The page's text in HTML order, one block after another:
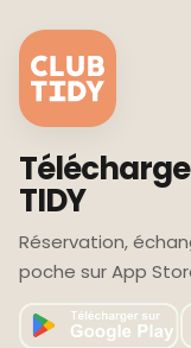
l'intervenant et
ailleurs un
déclaré (n° SAP
TIDY
Réservation,
poche sur App